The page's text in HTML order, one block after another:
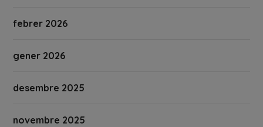
febrer 2026
gener 2026
desembre 2025
novembre 2025